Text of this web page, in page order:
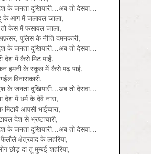
के जनता दुखियारी…अब तो देसवा…
के आग में जलावल जाला,
केस में फसावल जाला,
पुलिस के नीति दमनकारी,
के जनता दुखियारी…अब तो देसवा…
देश में कैसे मिट पाई,
हमनी के स्कूल में कैसे पढ़ पाई,
विनासकारी,
के जनता दुखियारी…अब तो देसवा…
देश में धर्म के देवें नारा,
आपसी भाईचारा,
देश से भ्रष्टाचारी,
के जनता दुखियारी…अब तो देसवा…
क्षेत्रवाद के लहरिया,
छोड़ दा तू मुम्बई शहरिया,